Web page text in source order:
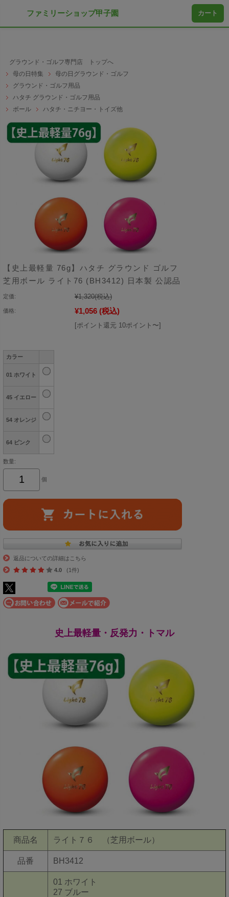
グラウンド・ゴルフ専門店 トップへ
母の日特集
母の日グラウンド・ゴルフ
グラウンド・ゴルフ用品
ハタチ グラウンド・ゴルフ用品
ボール
ハタチ・ニチヨー・トイズ他
【史上最軽量 76g】ハタチ グラウンド ゴルフ
芝用ボール ライト76 (BH3412) 日本製 公認品
定価: ¥1,320(税込)
価格: ¥1,056 (税込)
[ポイント還元 10ポイント〜]
カラー
01 ホワイト
45 イエロー
54 オレンジ
64 ピンク
数量:
個
返品についての詳細はこちら
4.0
(1件)
史上最軽量・反発力・トマル
商品名 ライト７６ （芝用ボール）
品番 BH3412
01 ホワイト
27 ブルー
ファミリーショップ甲子園 カート